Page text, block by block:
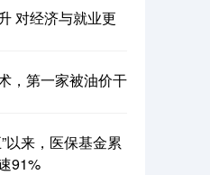
对经济与就业更
，第一家被油价干
以来，医保基金累
91%